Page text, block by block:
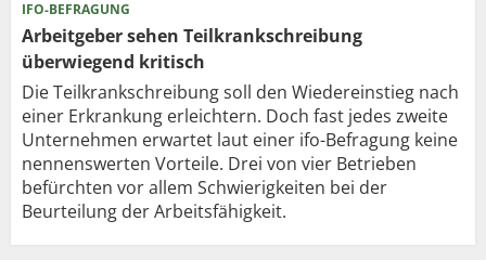
IFO-BEFRAGUNG
Arbeitgeber sehen Teilkrankschreibung
überwiegend kritisch
Die Teilkrankschreibung soll den Wiedereinstieg nach
einer Erkrankung erleichtern. Doch fast jedes zweite
Unternehmen erwartet laut einer ifo-Befragung keine
nennenswerten Vorteile. Drei von vier Betrieben
befürchten vor allem Schwierigkeiten bei der
Beurteilung der Arbeitsfähigkeit.